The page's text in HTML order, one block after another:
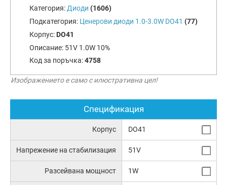
Категория:Диоди (1606)
Подкатегория: Ценерови диоди 1.0-3.0W DO41 (77)
Корпус: DO41
Описание: 51V 1.0W 10%
Код за поръчка:4758
Изображението е само с илюстративна цел!
Спецификация
Корпус DO41
Напрежение на стабилизация 51V
Разсейвана мощност 1W